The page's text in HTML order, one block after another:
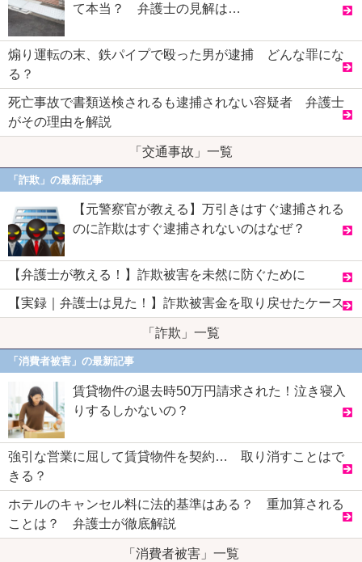
て本当？ 弁護士の見解は…
煽り運転の末、鉄パイプで殴った男が逮捕 どんな罪にな
る？
死亡事故で書類送検されるも逮捕されない容疑者 弁護士
がその理由を解説
「交通事故」一覧
「詐欺」の最新記事
【元警察官が教える】万引きはすぐ逮捕される
のに詐欺はすぐ逮捕されないのはなぜ？
【弁護士が教える！】詐欺被害を未然に防ぐために
【実録｜弁護士は見た！】詐欺被害金を取り戻せたケース
「詐欺」一覧
「消費者被害」の最新記事
賃貸物件の退去時50万円請求された！泣き寝入
りするしかないの？
強引な営業に屈して賃貸物件を契約… 取り消すことはで
きる？
ホテルのキャンセル料に法的基準はある？ 重加算される
ことは？ 弁護士が徹底解説
「消費者被害」一覧